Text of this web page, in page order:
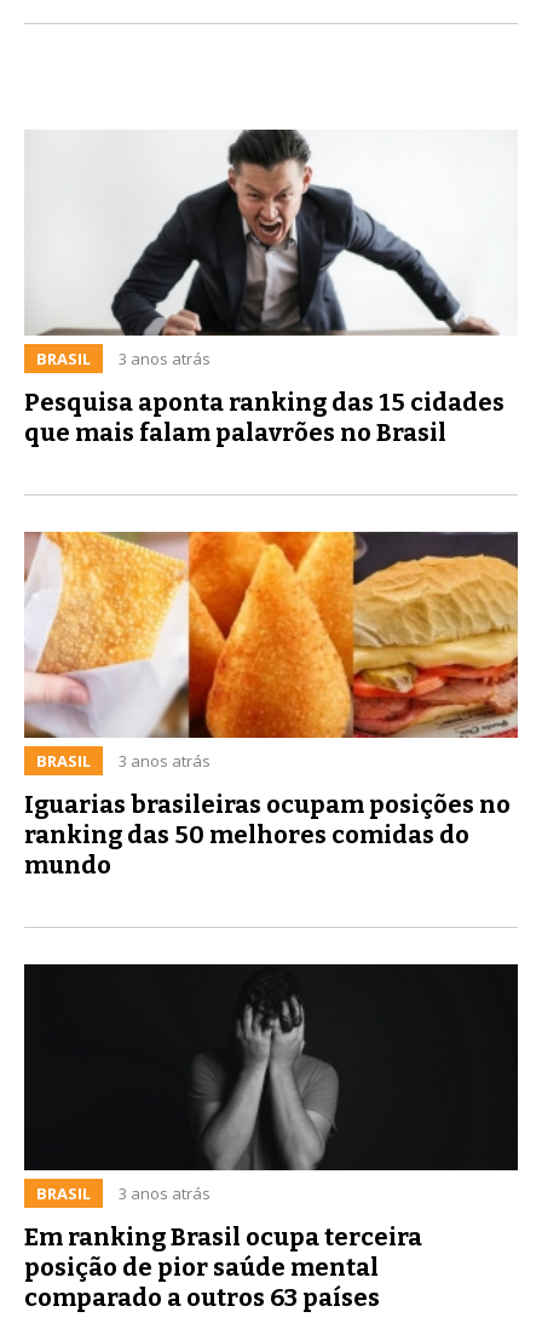
BRASIL 3 anos atrás
Pesquisa aponta ranking das 15 cidades
que mais falam palavrões no Brasil
BRASIL 3 anos atrás
Iguarias brasileiras ocupam posições no
ranking das 50 melhores comidas do
mundo
BRASIL 3 anos atrás
Em ranking Brasil ocupa terceira
posição de pior saúde mental
comparado a outros 63 países